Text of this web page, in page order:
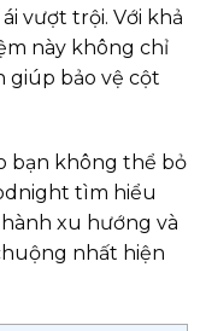
vượt trội. Với khả
này không chỉ
giúp bảo vệ cột
bạn không thể bỏ
tìm hiểu
xu hướng và
nhất hiện